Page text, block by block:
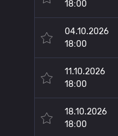
18:00
04.10.2026
18:00
11.10.2026
18:00
18.10.2026
18:00